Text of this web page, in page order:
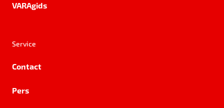
VARAgids
Service
Contact
Pers